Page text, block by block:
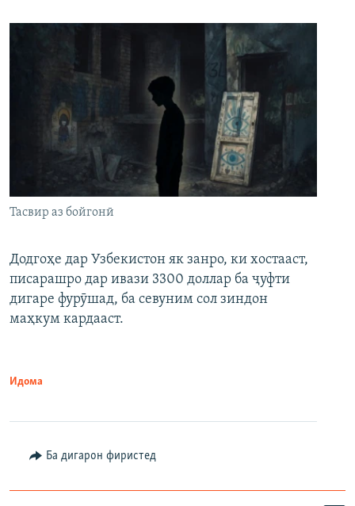
Тасвир аз бойгонӣ
Додгоҳе дар Узбекистон як занро, ки хостааст,
писарашро дар ивази 3300 доллар ба ҷуфти
дигаре фурӯшад, ба севуним сол зиндон
маҳкум кардааст.
Идома
Ба дигарон фиристед